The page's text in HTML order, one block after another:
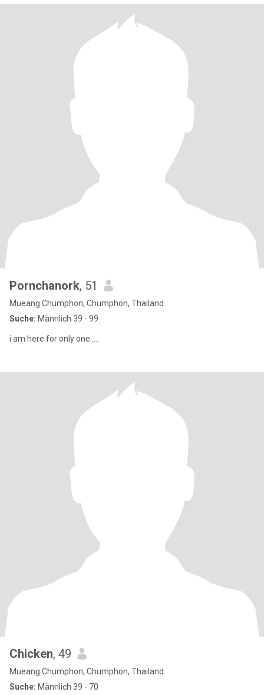
Pornchanork, 51
Mueang Chumphon, Chumphon, Thailand
Suche: Männlich 39 - 99
i am here for only one.....
Chicken, 49
Mueang Chumphon, Chumphon, Thailand
Suche: Männlich 39 - 70